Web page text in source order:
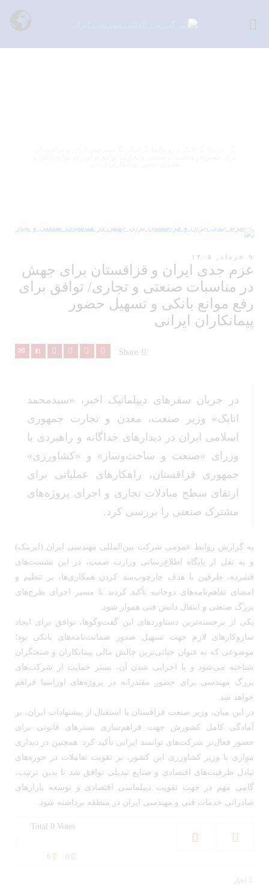
۹ خرداد, ۱۴۰۵
عزم جدی ایران و قزاقستان برای جهش
در مناسبات صنعتی و تجاری/ توافق برای
رفع موانع بانکی و تسهیل حضور
پیمانکاران ایرانی
Share
در جریان سفرهای دیپلماتیک اخیر، «سیدمحمد
اتابک» وزیر صنعت، معدن و تجارت جمهوری
اسلامی ایران در دیدارهای جداگانه و راهبردی با
وزرای «صنعت و ساخت‌وساز» و «کشاورزی»
جمهوری قزاقستان، راهکارهای عملیاتی برای
ارتقای سطح مبادلات تجاری و اجرای پروژه‌های
مشترک صنعتی را بررسی کرد.
به گزارش روابط عمومی شرکت بین‌المللی مهندسی ایران (ایریتک)
و به نقل از پایگاه اطلاع‌رسانی وزارت صمت، در این نشست‌های
فشرده، طرفین با هدف چارچوب‌مند کردن همکاری‌ها، بر تنظیم و
امضای تفاهم‌نامه‌های دوجانبه تأکید کردند تا مسیر اجرای طرح‌های
بزرگ صنعتی و انتقال دانش فنی هموار شود.
یکی از برجسته‌ترین دستاوردهای این گفت‌وگوها، توافق برای ایجاد
سازوکارهای لازم جهت تسهیل صدور ضمانت‌نامه‌های بانکی بود؛
موضوعی که به عنوان حیاتی‌ترین چالش مالی پیمانکاران و صنعتگران
شناخته می‌شود و با اجرایی شدن آن، بستر حمایت از شرکت‌های
بزرگ مهندسی برای حضور مقتدرانه در پروژه‌های اوراسیا فراهم
خواهد شد.
در این میان، وزیر صنعت قزاقستان با استقبال از پیشنهادات ایران، بر
آمادگی کامل کشورش جهت فراهم‌سازی بسترهای قانونی برای
حضور فعال‌تر شرکت‌های توانمند ایرانی تأکید کرد. همچنین در دیداری
موازی با وزیر کشاورزی این کشور، بر تقویت تعاملات در حوزه‌های
تبادل ظرفیت‌های اقتصادی و صنایع تبدیلی توافق شد تا بدین ترتیب،
گامی مهم در جهت تقویت دیپلماسی اقتصادی و توسعه بازارهای
صادراتی خدمات فنی و مهندسی ایران در منطقه برداشته شود.
Total 0 Votes
اخبار